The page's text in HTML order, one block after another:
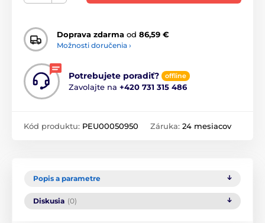
Doprava zdarma od 86,59 €
Možnosti doručenia ›
Potrebujete poradiť? offline
Zavolajte na +420 731 315 486
Kód produktu: PEU00050950 Záruka: 24 mesiacov
Popis a parametre
Diskusia (0)